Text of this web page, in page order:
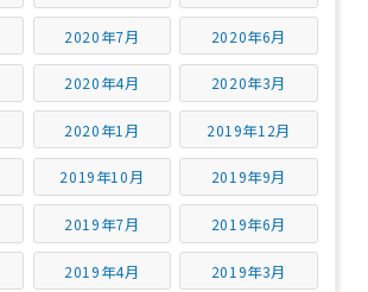
2020年7月 2020年6月
2020年4月 2020年3月
2020年1月 2019年12月
2019年10月 2019年9月
2019年7月 2019年6月
2019年4月 2019年3月